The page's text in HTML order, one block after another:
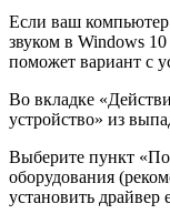
Если ваш компьютер
звуком в Windows
поможет вариант с
Во вкладке
устройство» из
Выберите пункт
оборудования
установить драйвер